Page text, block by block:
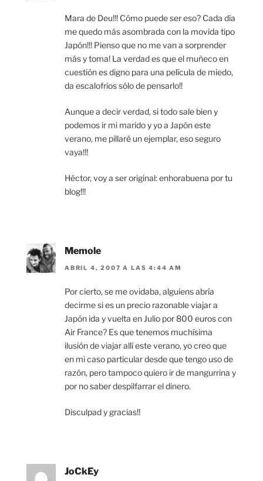
Mara de Deu!!! Cómo puede ser eso? Cada día
me quedo más asombrada con la movida tipo
Japón!!! Pienso que no me van a sorprender
más y toma! La verdad es que el muñeco en
cuestión es digno para una película de miedo,
da escalofríos sólo de pensarlo!!
Aunque a decir verdad, si todo sale bien y
podemos ir mi marido y yo a Japón este
verano, me pillaré un ejemplar, eso seguro
vaya!!!
Héctor, voy a ser original: enhorabuena por tu
blog!!!
Memole
ABRIL 4, 2007 A LAS 4:44 AM
Por cierto, se me ovidaba, alguiens abría
decirme si es un precio razonable viajar a
Japón ida y vuelta en Julio por 800 euros con
Air France? Es que tenemos muchísima
ilusión de viajar allí este verano, yo creo que
en mi caso particular desde que tengo uso de
razón, pero tampoco quiero ir de mangurrina y
por no saber despilfarrar el dinero.
Disculpad y gracias!!
JoCkEy